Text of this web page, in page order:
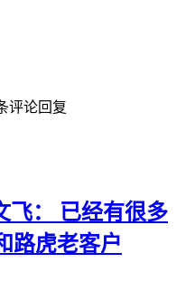
评论回复
飞： 已经有很多
路虎老客户